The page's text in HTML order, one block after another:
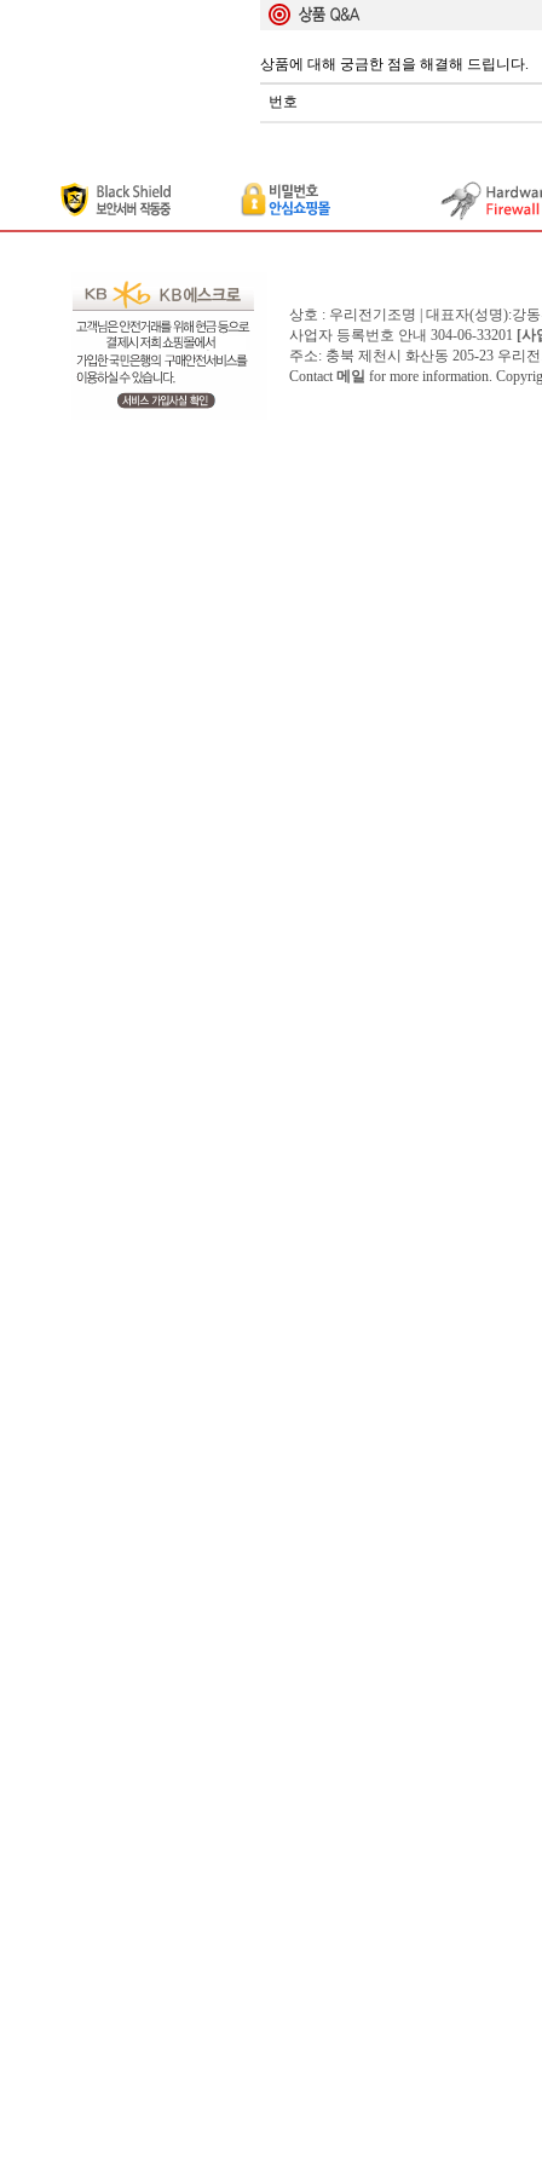
상품에 대해 궁금한 점을 해결해 드립니다.
번호
상호 : 우리전기조명 | 대표자(성명):강
사업자 등록번호 안내 304-06-33201 [사
주소: 충북 제천시 화산동 205-23 우리
Contact 메일 for more information.